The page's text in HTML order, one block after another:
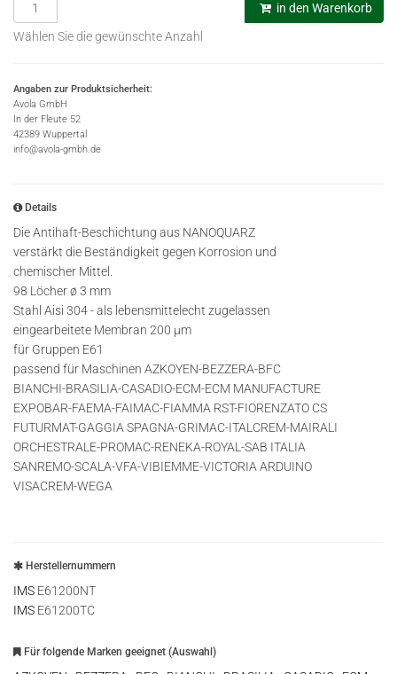
in den Warenkorb
Wählen Sie die gewünschte Anzahl
Angaben zur Produktsicherheit:
Avola GmbH
In der Fleute 52
42389 Wuppertal
info@avola-gmbh.de
Details
Die Antihaft-Beschichtung aus NANOQUARZ
verstärkt die Beständigkeit gegen Korrosion und
chemischer Mittel.
98 Löcher ø 3 mm
Stahl Aisi 304 - als lebensmittelecht zugelassen
eingearbeitete Membran 200 µm
für Gruppen E61
passend für Maschinen AZKOYEN-BEZZERA-BFC
BIANCHI-BRASILIA-CASADIO-ECM-ECM MANUFACTURE
EXPOBAR-FAEMA-FAIMAC-FIAMMA RST-FIORENZATO CS
FUTURMAT-GAGGIA SPAGNA-GRIMAC-ITALCREM-MAIRALI
ORCHESTRALE-PROMAC-RENEKA-ROYAL-SAB ITALIA
SANREMO-SCALA-VFA-VIBIEMME-VICTORIA ARDUINO
VISACREM-WEGA
Herstellernummern
IMS E61200NT
IMS E61200TC
Für folgende Marken geeignet (Auswahl)